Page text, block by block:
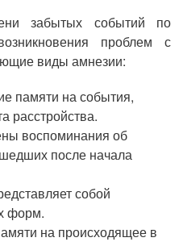
забытых событий по
проблем с
виды амнезии:
памяти на события,
расстройства.
воспоминания об
после начала
собой
форм.
на происходящее в